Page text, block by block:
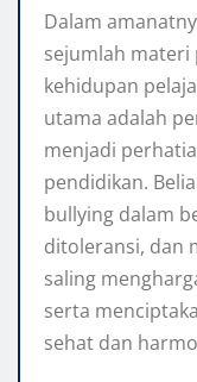
Dalam
sejumlah materi
kehidupan
utama adalah
menjadi
pendidikan.
bullying dalam
ditoleransi, dan
saling
serta
sehat dan